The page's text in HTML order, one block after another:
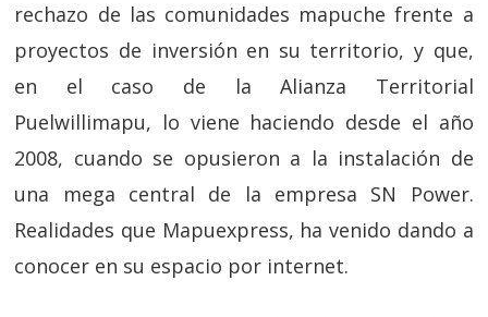
rechazo de las comunidades mapuche frente a
proyectos de inversión en su territorio, y que,
en el caso de la Alianza Territorial
Puelwillimapu, lo viene haciendo desde el año
2008, cuando se opusieron a la instalación de
una mega central de la empresa SN Power.
Realidades que Mapuexpress, ha venido dando a
conocer en su espacio por internet.